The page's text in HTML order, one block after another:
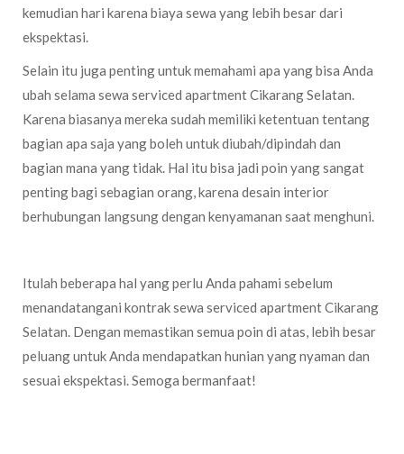
kemudian hari karena biaya sewa yang lebih besar dari
ekspektasi.
Selain itu juga penting untuk memahami apa yang bisa Anda
ubah selama sewa serviced apartment Cikarang Selatan.
Karena biasanya mereka sudah memiliki ketentuan tentang
bagian apa saja yang boleh untuk diubah/dipindah dan
bagian mana yang tidak. Hal itu bisa jadi poin yang sangat
penting bagi sebagian orang, karena desain interior
berhubungan langsung dengan kenyamanan saat menghuni.
Itulah beberapa hal yang perlu Anda pahami sebelum
menandatangani kontrak sewa serviced apartment Cikarang
Selatan. Dengan memastikan semua poin di atas, lebih besar
peluang untuk Anda mendapatkan hunian yang nyaman dan
sesuai ekspektasi. Semoga bermanfaat!